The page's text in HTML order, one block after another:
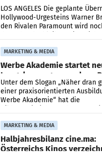
LOS ANGELES Die geplante
Hollywood-Urgesteins Warner
den Rivalen Paramount wird
MARKETING & MEDIA
Werbe Akademie startet
Imagekampagne rund um
Unter dem Slogan „Näher dran
einer praxisorientierten
Werbe Akademie“ hat die
MARKETING & MEDIA
Halbjahresbilanz cine.ma:
Österreichs Kinos